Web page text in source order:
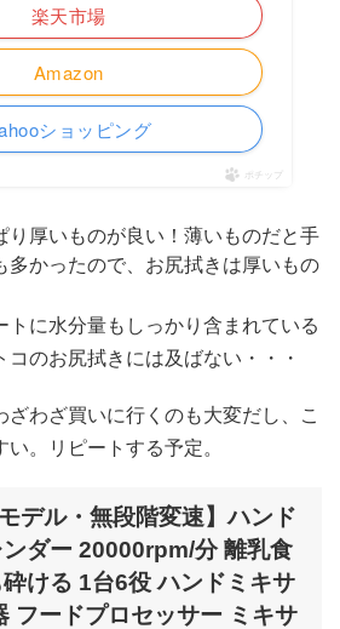
Amazon
楽天市場
ショッピング
ポチップ
り厚いものが良い！薄いものだと手
多かったので、お尻拭きは厚いもの
トに水分量もしっかり含まれている
のお尻拭きには及ばない・・・
ざわざ買いに行くのも大変だし、こ
。リピートする予定。
デル・無段階変速】ハンド
ダー 20000rpm/分 離乳食
ける 1台6役 ハンドミキサ
フードプロセッサー ミキサ